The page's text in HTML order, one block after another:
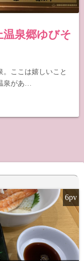
泉郷ゆびそ
ここは嬉しいこと
泉があ…
6pv